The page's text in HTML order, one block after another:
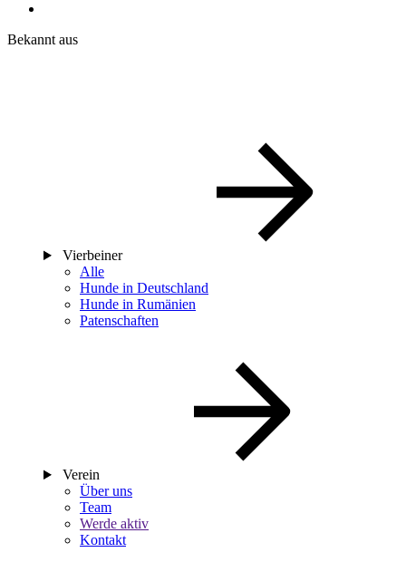
Bekannt aus
Vierbeiner
Alle
Hunde in Deutschland
Hunde in Rumänien
Patenschaften
Verein
Über uns
Team
Werde aktiv
Kontakt